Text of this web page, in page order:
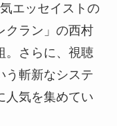
エッセイストの
クラン」の西村
。さらに、視聴
う斬新なシステ
人気を集めてい